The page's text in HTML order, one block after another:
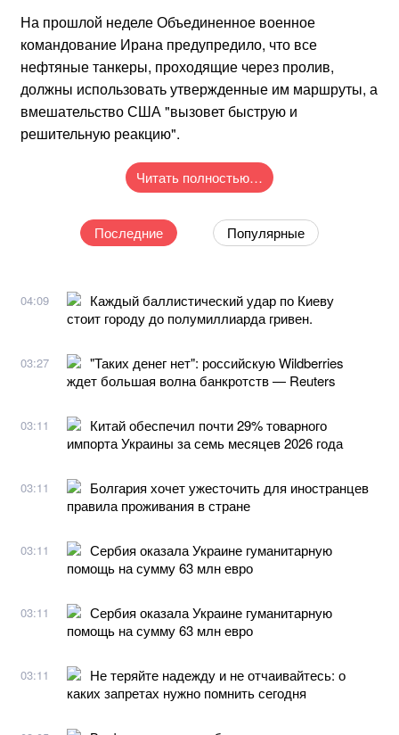
На прошлой неделе Объединенное военное
командование Ирана предупредило, что все
нефтяные танкеры, проходящие через пролив,
должны использовать утвержденные им маршруты, а
вмешательство США "вызовет быструю и
решительную реакцию".
Читать полностью…
Последние Популярные
04:09
Каждый баллистический удар по Киеву
стоит городу до полумиллиарда гривен.
03:27
"Таких денег нет": российскую Wildberries
ждет большая волна банкротств — Reuters
03:11
Китай обеспечил почти 29% товарного
импорта Украины за семь месяцев 2026 года
03:11
Болгария хочет ужесточить для иностранцев
правила проживания в стране
03:11
Сербия оказала Украине гуманитарную
помощь на сумму 63 млн евро
03:11
Сербия оказала Украине гуманитарную
помощь на сумму 63 млн евро
03:11
Не теряйте надежду и не отчаивайтесь: о
каких запретах нужно помнить сегодня